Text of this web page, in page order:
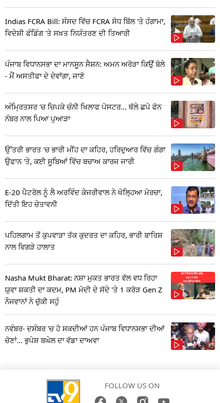
Indias FCRA Bill: ਸੰਸਦ ਵਿੱਚ FCRA ਸੋਧ ਬਿੱਲ 'ਤੇ ਹੰਗਾਮਾ,
ਵਿਦੇਸ਼ੀ ਫੰਡਿੰਗ 'ਤੇ ਸਖ਼ਤ ਨਿਯੰਤਰਣ ਦੀ ਤਿਆਰੀ
ਪੰਜਾਬ ਵਿਧਾਨਸਭਾ ਦਾ ਮਾਨਸੂਨ ਸੈਸ਼ਨ: ਅਮਨ ਅਰੋੜਾ ਕਿਉਂ ਬੋਲੇ
- ਮੈਂ ਅਸਤੀਫਾ ਦੇ ਦੇਵਾਂਗਾ, ਜਾਣੋ
ਅੰਮ੍ਰਿਤਸਰ 'ਚ ਚਿਪਕੇ ਚੰਨੀ ਖਿਲਾਫ ਪੋਸਟਰ... ਥੱਲੇ ਛਪੇ ਫੋਨ
ਨੰਬਰ ਨਾਲ ਪਿਆ ਪੁਆੜਾ
ਉੱਤਰੀ ਭਾਰਤ 'ਚ ਭਾਰੀ ਮੀਂਹ ਦਾ ਕਹਿਰ, ਹਰਿਦੁਆਰ ਵਿੱਚ ਗੰਗਾ
ਉਫਾਨ 'ਤੇ, ਕਈ ਸੂਬਿਆਂ ਵਿੱਚ ਬਚਾਅ ਕਾਰਜ ਜਾਰੀ
E-20 ਪੈਟਰੋਲ ਨੂੰ ਲੈ ਅਰਵਿੰਦ ਕੇਜਰੀਵਾਲ ਨੇ ਖੋਲ੍ਹਿਆ ਮੋਰਚਾ,
ਦਿੱਤੀ ਇਹ ਚੇਤਾਵਨੀ
ਪਹਿਲਗਾਮ ਤੋਂ ਕੁਪਵਾੜਾ ਤੱਕ ਕੁਦਰਤ ਦਾ ਕਹਿਰ, ਭਾਰੀ ਬਾਰਿਸ਼
ਨਾਲ ਵਿਗੜੇ ਹਾਲਾਤ
Nasha Mukt Bharat: ਨਸ਼ਾ ਮੁਕਤ ਭਾਰਤ ਵੱਲ ਵਧ ਰਿਹਾ
ਯੁਵਾ ਸ਼ਕਤੀ ਦਾ ਕਦਮ, PM ਮੋਦੀ ਦੇ ਸੱਦੇ 'ਤੇ 1 ਕਰੋੜ Gen Z
ਨੌਜਵਾਨਾਂ ਨੇ ਚੁੱਕੀ ਸਹੁੰ
ਨਵੰਬਰ- ਦਸੰਬਰ 'ਚ ਹੋ ਸਕਦੀਆਂ ਹਨ ਪੰਜਾਬ ਵਿਧਾਨਸਭਾ ਦੀਆਂ
ਚੋਣਾਂ... ਭੁਪੇਸ਼ ਬਘੇਲ ਦਾ ਵੱਡਾ ਦਾਅਵਾ
FOLLOW US ON